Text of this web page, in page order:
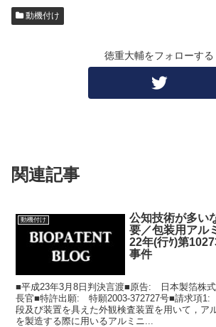
動機付け
徳重大輔をフォローする
関連記事
動機付け
公知技術が多い
要／包装用アル
22年(行ｹ)第
事件
■平成23年3月8日判決言渡■原告: 日本製箔株
長官■特許出願: 特願2003-372727号■請求項
段及び装置を具えた外観検査装置を用いて，ア
を製造する際に用いるアルミニ...